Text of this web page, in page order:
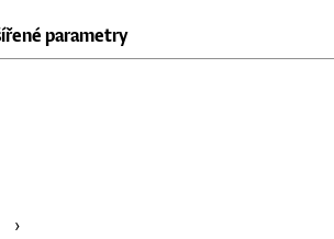
parametry
›